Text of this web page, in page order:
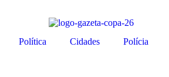
Política Cidades Polícia